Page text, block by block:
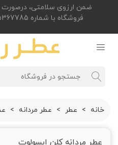
ضمن ارزوی سلامتی، درصورت
فروشگاه با شماره 09125367785 تماس حاصل فرمایید.
خانه > عطر > عطر مردانه >
عطر مردانه کلن ابسولوت